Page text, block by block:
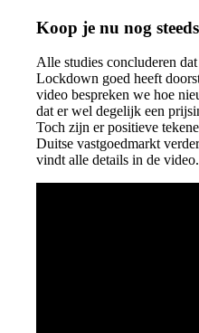
Koop je nu nog
Alle studies concluderen
Lockdown goed heeft
video bespreken we hoe
dat er wel degelijk een
Toch zijn er positieve
Duitse vastgoedmarkt
vindt alle details in de video.